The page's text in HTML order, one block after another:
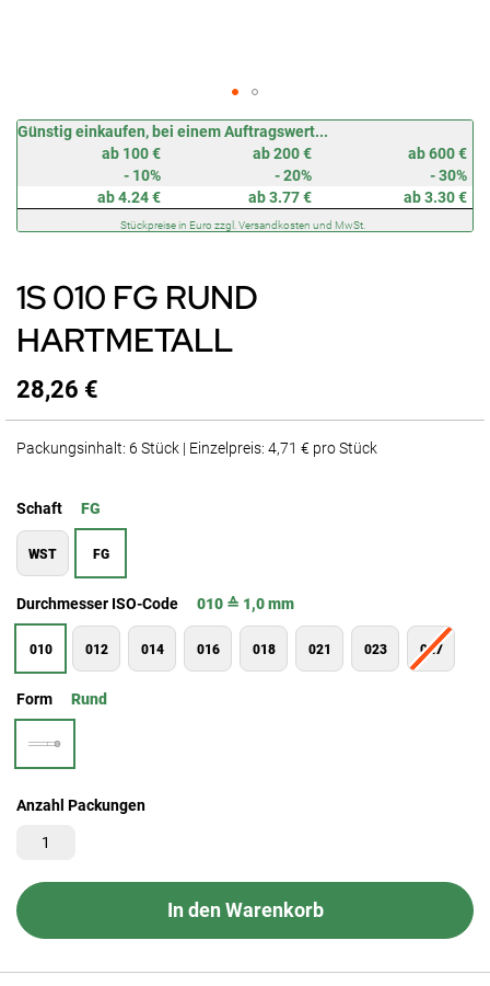
Günstig einkaufen, bei einem Auftragswert...
ab 100 €
ab 200 €
ab 600 €
- 10%
- 20%
- 30%
ab 4.24 €
ab 3.77 € ab 3.30 €
Stückpreise in Euro zzgl. Versandkosten und MwSt.
1S 010 FG RUND
HARTMETALL
28,26 €
Packungsinhalt: 6 Stück | Einzelpreis: 4,71 € pro Stück
Schaft FG
WST FG
Durchmesser ISO-Code 010 ≙ 1,0 mm
010 012 014 016 018 021 023 027
Form Rund
Anzahl Packungen
In den Warenkorb
Zum
Anfang
springen